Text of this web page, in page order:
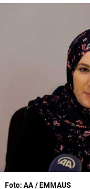
Foto: AA / EMMAUS